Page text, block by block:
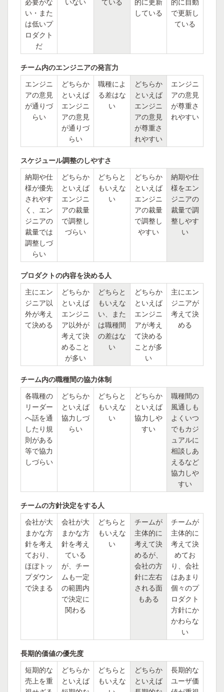
い・また
は低いプ
ロダクト
だ
している
で更新し
ている
チーム内のエンジニアの発言力
エンジニ
アの意見
が通りづ
らい
どちらか
といえば
エンジニ
アの意見
が通りづ
らい
職種によ
る差はな
い
どちらか
といえば
エンジニ
アの意見
が尊重さ
れやすい
エンジニ
アの意見
が尊重さ
れやすい
スケジュール調整のしやすさ
納期や仕
様が優先
されやす
く、エン
ジニアの
裁量では
調整しづ
らい
どちらか
といえば
エンジニ
アの裁量
で調整し
づらい
どちらと
もいえな
い
どちらか
といえば
エンジニ
アの裁量
で調整し
やすい
納期や仕
様をエン
ジニアの
裁量で調
整しやす
い
プロダクトの内容を決める人
主にエン
ジニア以
外が考え
て決める
どちらか
といえば
エンジニ
ア以外が
考えて決
めること
が多い
どちらと
もいえな
い、また
は職種間
の差はな
い
どちらか
といえば
エンジニ
アが考え
て決める
ことが多
い
主にエン
ジニアが
考えて決
める
チーム内の職種間の協力体制
各職種の
リーダー
へ話を通
したり規
則がある
等で協力
しづらい
どちらか
といえば
協力しづ
らい
どちらと
もいえな
い
どちらか
といえば
協力しや
すい
職種間の
風通しも
よくいつ
でもカジ
ュアルに
相談しあ
えるなど
協力しや
すい
チームの方針決定をする人
会社が大
まかな方
針を考え
ており、
ほぼトッ
プダウン
で決まる
会社が大
まかな方
針を考え
ている
が、チー
ムも一定
の範囲内
で決定に
関わる
どちらと
もいえな
い
チームが
主体的に
考えて決
めるが、
会社の方
針に左右
される面
もある
チームが
主体的に
考えて決
めてお
り、会社
はあまり
個々のプ
ロダクト
方針にか
かわらな
い
長期的価値の優先度
短期的な
売上を重
どちらか
といえば
どちらと
もいえな
どちらか
といえば
長期的な
ユーザ価